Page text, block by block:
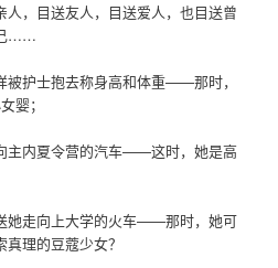
，目送友人，目送爱人，也目送曾
……
被护士抱去称身高和体重——那时，
婴；
主内夏令营的汽车——这时，她是高
她走向上大学的火车——那时，她可
理的豆蔻少女？